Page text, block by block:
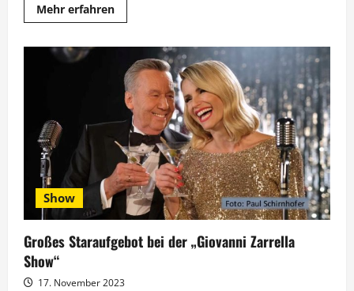
Mehr erfahrenMehr
Informationen
100.000
Lichter“
mit
Kaiser,
Schöneberger
und
vielen
mehr
Show
Großes Staraufgebot bei der „Giovanni Zarrella
Show“
17. November 2023